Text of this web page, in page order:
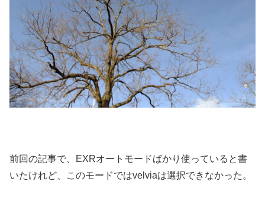
前回の記事で、EXRオートモードばかり使っていると書
いたけれど、このモードではvelviaは選択できなかった。